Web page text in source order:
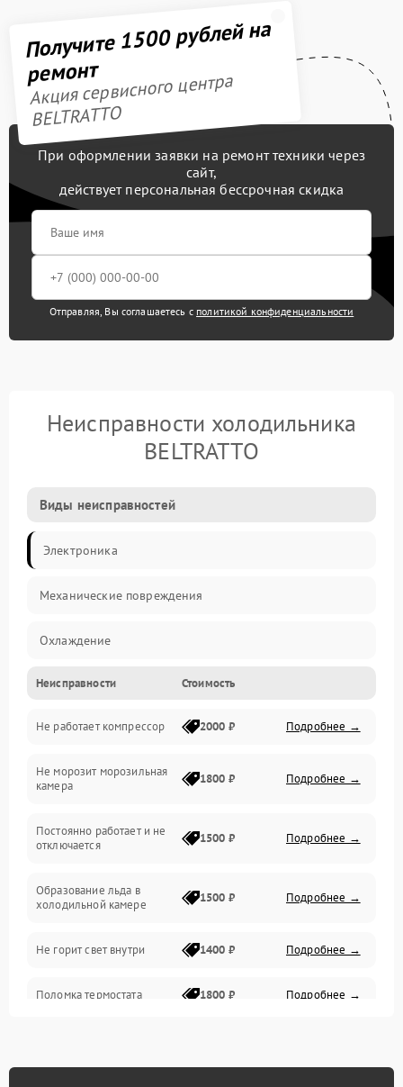
Получите 1500 рублей на
ремонт
Акция сервисного центра
BELTRATTO
При оформлении заявки на ремонт техники через
сайт,
действует персональная бессрочная скидка
Отправляя, Вы соглашаетесь с политикой конфиденциальности
Неисправности холодильника
BELTRATTO
Виды неисправностей
Электроника
Механические повреждения
Охлаждение
Механика
Электропитание
Дренаж
Неисправности Стоимость
Не работает компрессор 2000 ₽ Подробнее →
Не морозит морозильная
камера
1800 ₽ Подробнее →
Постоянно работает и не
отключается
1500 ₽ Подробнее →
Образование льда в
холодильной камере
1500 ₽ Подробнее →
Не горит свет внутри 1400 ₽ Подробнее →
Поломка термостата 1800 ₽ Подробнее →